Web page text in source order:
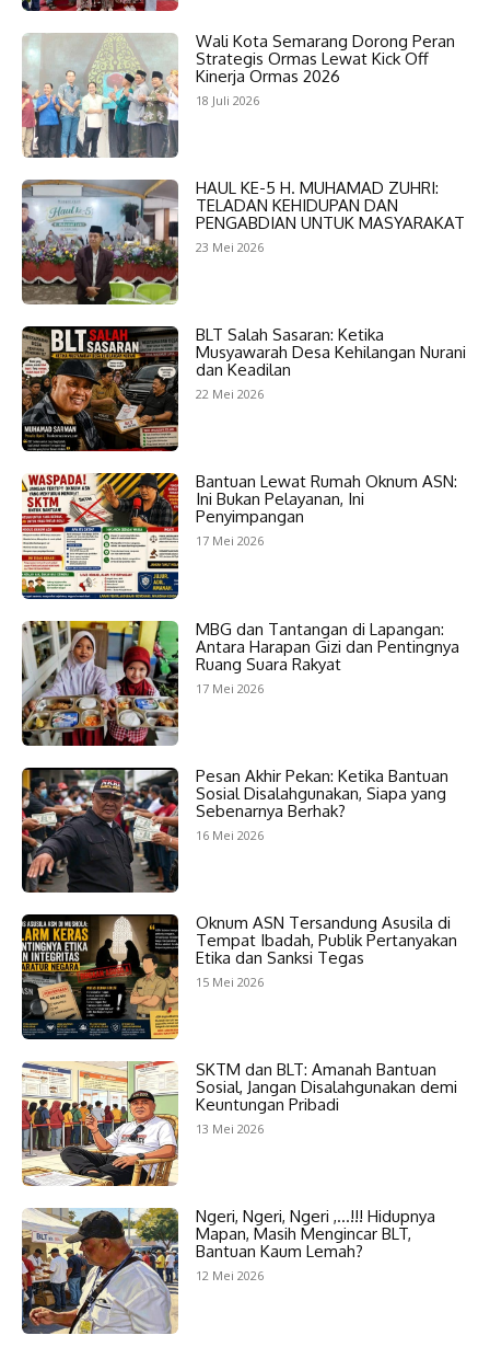
Wali Kota Semarang Dorong Peran
Strategis Ormas Lewat Kick Off
Kinerja Ormas 2026
18 Juli 2026
HAUL KE-5 H. MUHAMAD ZUHRI:
TELADAN KEHIDUPAN DAN
PENGABDIAN UNTUK MASYARAKAT
23 Mei 2026
BLT Salah Sasaran: Ketika
Musyawarah Desa Kehilangan Nurani
dan Keadilan
22 Mei 2026
Bantuan Lewat Rumah Oknum ASN:
Ini Bukan Pelayanan, Ini
Penyimpangan
17 Mei 2026
MBG dan Tantangan di Lapangan:
Antara Harapan Gizi dan Pentingnya
Ruang Suara Rakyat
17 Mei 2026
Pesan Akhir Pekan: Ketika Bantuan
Sosial Disalahgunakan, Siapa yang
Sebenarnya Berhak?
16 Mei 2026
Oknum ASN Tersandung Asusila di
Tempat Ibadah, Publik Pertanyakan
Etika dan Sanksi Tegas
15 Mei 2026
SKTM dan BLT: Amanah Bantuan
Sosial, Jangan Disalahgunakan demi
Keuntungan Pribadi
13 Mei 2026
Ngeri, Ngeri, Ngeri ,…!!! Hidupnya
Mapan, Masih Mengincar BLT,
Bantuan Kaum Lemah?
12 Mei 2026